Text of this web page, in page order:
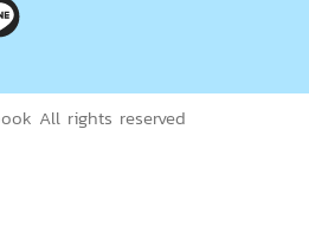
All rights reserved